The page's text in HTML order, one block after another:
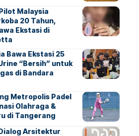
Malaysia
20 Tahun,
Ekstasi di
Bawa Ekstasi 25
“Bersih” untuk
di Bandara
Metropolis Padel
Olahraga &
di Tangerang
Arsitektur